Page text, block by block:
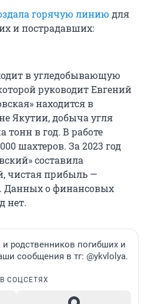
горячую линию для
и пострадавших:
в угледобывающую
руководит Евгений
находится в
Якутии, добыча угля
тонн в год. В работе
шахтеров. За 2023 год
составила
чистая прибыль —
Данных о финансовых
нет.
родственников погибших и
сообщения в тг: @ykvlolya.
СОЦСЕТЯХ